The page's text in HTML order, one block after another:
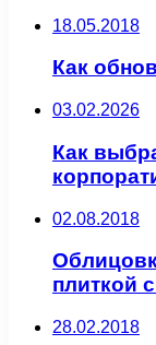
18.05.2018
Как
03.02.2026
Как
02.08.2018
плиткой
28.02.2018